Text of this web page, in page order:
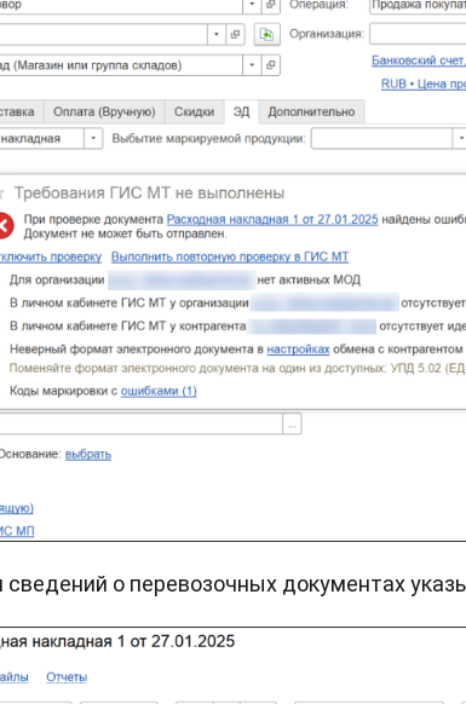
о перевозочных документах